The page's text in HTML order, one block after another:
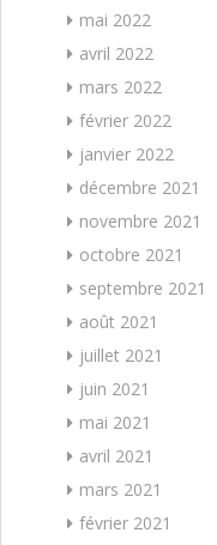
mai 2022
avril 2022
mars 2022
février 2022
janvier 2022
décembre 2021
novembre 2021
octobre 2021
septembre 2021
août 2021
juillet 2021
juin 2021
mai 2021
avril 2021
mars 2021
février 2021